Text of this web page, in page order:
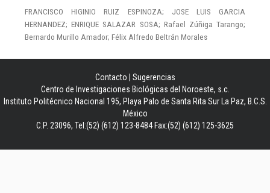
FRANCISCO HIGINIO RUIZ ESPINOZA; JOSE LUIS GARCIA
HERNANDEZ; ENRIQUE SALAZAR SOSA; Rafael Zúñiga Tarango;
Bernardo Murillo Amador; Félix Alfredo Beltrán Morales
Contacto
Sugerencias
Centro de Investigaciones Biológicas del Noroeste, s.c.
Instituto Politécnico Nacional 195, Playa Palo de Santa Rita Sur La Paz, B.C.S.
México
C.P. 23096, Tel:(52) (612) 123-8484 Fax:(52) (612) 125-3625